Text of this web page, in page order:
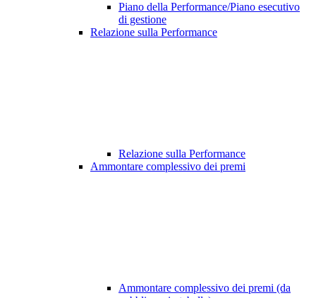
Piano della Performance/Piano esecutivo
di gestione
Relazione sulla Performance
Relazione sulla Performance
Ammontare complessivo dei premi
Ammontare complessivo dei premi (da